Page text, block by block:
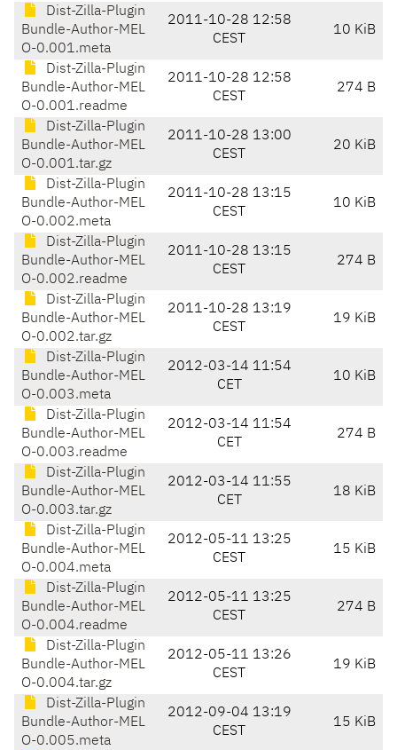
Dist-Zilla-Plugin
Bundle-Author-MEL
O-0.001.meta
2011-10-28 12:58
CEST
10 KiB
Dist-Zilla-Plugin
Bundle-Author-MEL
O-0.001.readme
2011-10-28 12:58
CEST
274 B
Dist-Zilla-Plugin
Bundle-Author-MEL
O-0.001.tar.gz
2011-10-28 13:00
CEST
20 KiB
Dist-Zilla-Plugin
Bundle-Author-MEL
O-0.002.meta
2011-10-28 13:15
CEST
10 KiB
Dist-Zilla-Plugin
Bundle-Author-MEL
O-0.002.readme
2011-10-28 13:15
CEST
274 B
Dist-Zilla-Plugin
Bundle-Author-MEL
O-0.002.tar.gz
2011-10-28 13:19
CEST
19 KiB
Dist-Zilla-Plugin
Bundle-Author-MEL
O-0.003.meta
2012-03-14 11:54
CET
10 KiB
Dist-Zilla-Plugin
Bundle-Author-MEL
O-0.003.readme
2012-03-14 11:54
CET
274 B
Dist-Zilla-Plugin
Bundle-Author-MEL
O-0.003.tar.gz
2012-03-14 11:55
CET
18 KiB
Dist-Zilla-Plugin
Bundle-Author-MEL
O-0.004.meta
2012-05-11 13:25
CEST
15 KiB
Dist-Zilla-Plugin
Bundle-Author-MEL
O-0.004.readme
2012-05-11 13:25
CEST
274 B
Dist-Zilla-Plugin
Bundle-Author-MEL
O-0.004.tar.gz
2012-05-11 13:26
CEST
19 KiB
Dist-Zilla-Plugin
Bundle-Author-MEL
O-0.005.meta
2012-09-04 13:19
CEST
15 KiB